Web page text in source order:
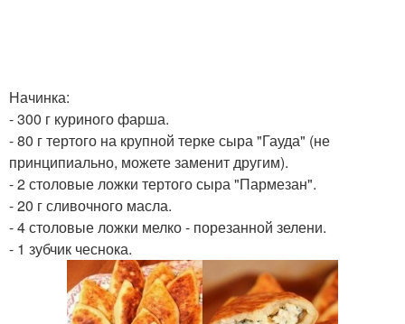
Начинка:
- 300 г куриного фарша.
- 80 г тертого на крупной терке сыра "Гауда" (не
принципиально, можете заменит другим).
- 2 столовые ложки тертого сыра "Пармезан".
- 20 г сливочного масла.
- 4 столовые ложки мелко - порезанной зелени.
- 1 зубчик чеснока.